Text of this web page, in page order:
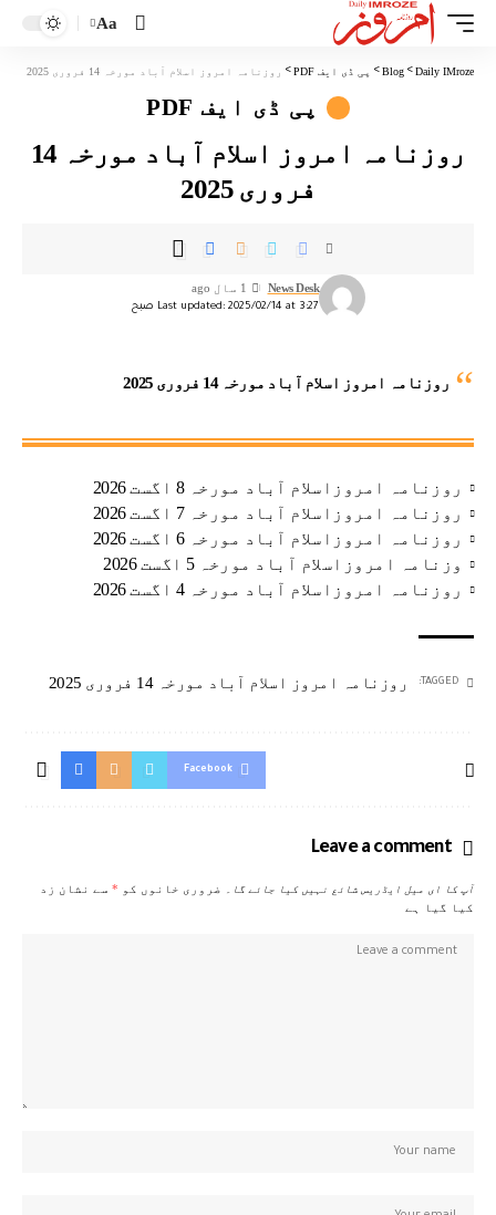
Aa
Daily IMroze
>
Blog
> پی ڈی ایف PDF > روزنامہ امروز اسلام آباد مورخہ 14 فروری 2025
پی ڈی ایف PDF
روزنامہ امروز اسلام آباد مورخہ 14
فروری 2025
Last updated: 2025/02/14 at 3:27 صبح
News Desk 1 سال ago
روزنامہ امروز اسلام آباد مورخہ 14 فروری 2025
روزنامہ امروزاسلام آباد مورخہ 8 اگست 2026
روزنامہ امروزاسلام آباد مورخہ 7 اگست 2026
روزنامہ امروزاسلام آباد مورخہ 6 اگست 2026
وزنامہ امروزاسلام آباد مورخہ 5 اگست 2026
روزنامہ امروزاسلام آباد مورخہ 4 اگست 2026
TAGGED: روزنامہ امروز اسلام آباد مورخہ 14 فروری 2025
Facebook
Leave a comment
آپ کا ای میل ایڈریس شائع نہیں کیا جائے گا۔ ضروری خانوں کو * سے نشان زد
کیا گیا ہے